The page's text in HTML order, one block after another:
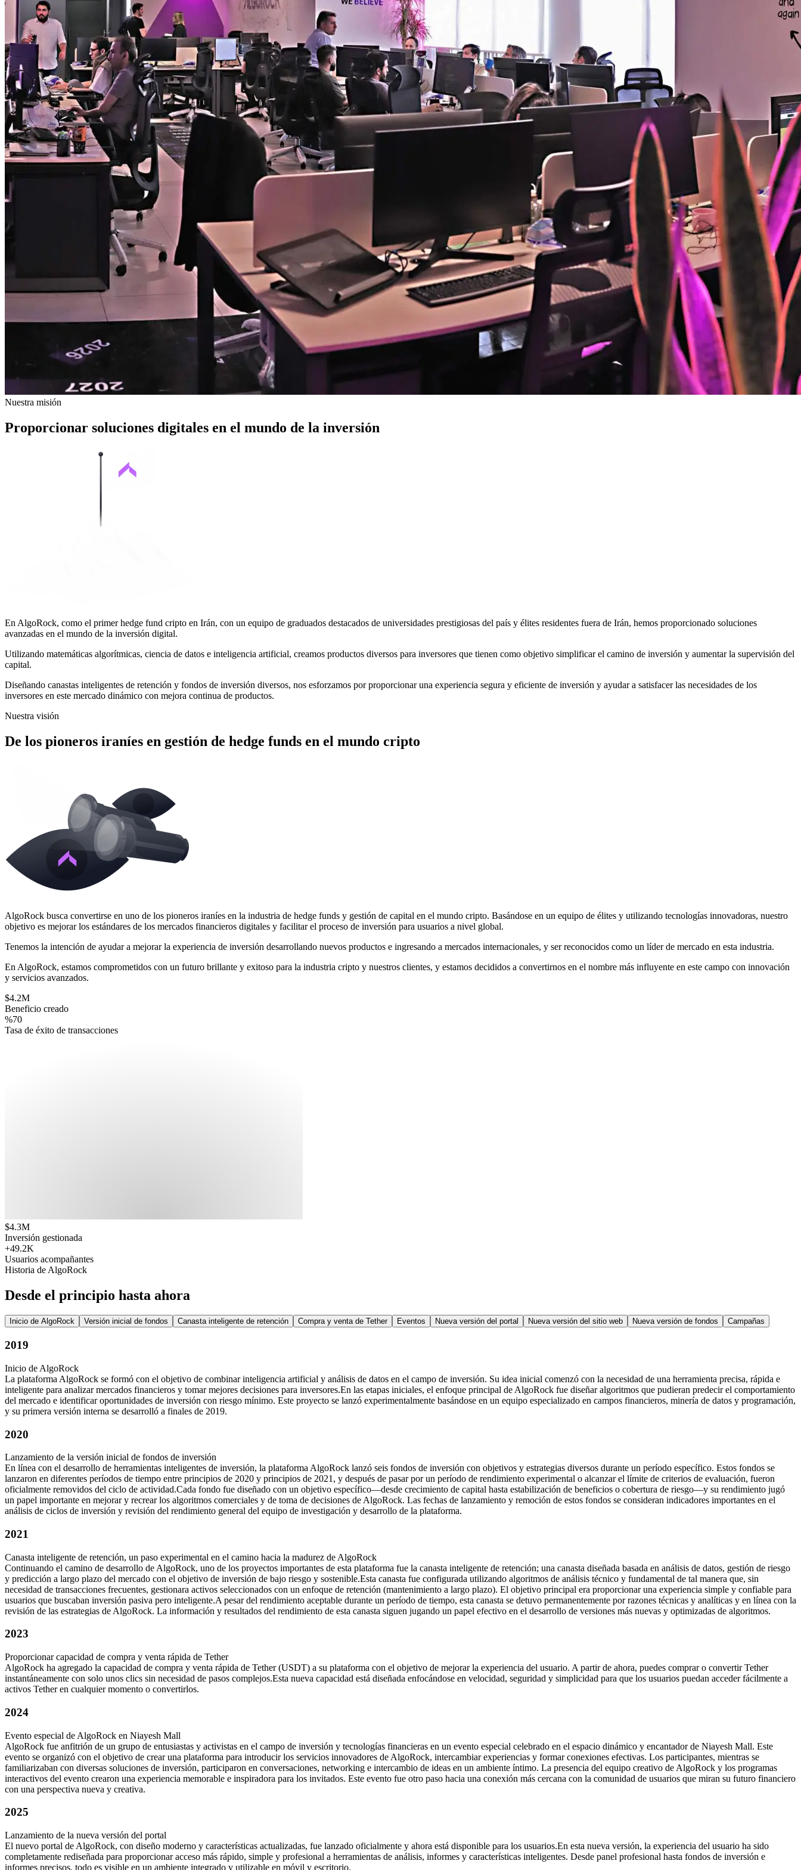
Nuestra misión
Proporcionar soluciones digitales en el mundo de la inversión
En AlgoRock, como el primer hedge fund cripto en Irán, con un equipo de graduados destacados de universidades prestigiosas del país y élites residentes fuera de Irán, hemos proporcionado soluciones
avanzadas en el mundo de la inversión digital.
Utilizando matemáticas algorítmicas, ciencia de datos e inteligencia artificial, creamos productos diversos para inversores que tienen como objetivo simplificar el camino de inversión y aumentar la supervisión del
capital.
Diseñando canastas inteligentes de retención y fondos de inversión diversos, nos esforzamos por proporcionaruna experiencia segura y eficiente de inversión y ayudar a satisfacer las necesidades de los
inversores en este mercado dinámico con mejora continua de productos.
Nuestra visión
De los pioneros iraníes en gestión de hedge funds en el mundo cripto
AlgoRock busca convertirse en uno de los pioneros iraníes en la industria de hedge funds y gestión de capital en el mundo cripto. Basándose en un equipo de élites y utilizando tecnologías innovadoras, nuestro
objetivo es mejorar los estándares de los mercados financieros digitales y facilitar el proceso de inversión para usuarios a nivel global.
Tenemos la intención de ayudar a mejorar la experiencia de inversión desarrollando nuevos productos e ingresando a mercados internacionales, y ser reconocidos como un líder de mercado en esta industria.
En AlgoRock, estamos comprometidos con un futuro brillante y exitoso para la industria cripto y nuestros clientes, y estamos decididos a convertirnos en el nombre más influyente en este campo con innovación
y servicios avanzados.
$4.2M
Beneficio creado
%70
Tasa de éxito de transacciones
$4.3M
Inversión gestionada
+49.2K
Usuarios acompañantes
Historia de AlgoRock
Desde el principio hasta ahora
Inicio de AlgoRock Versión inicial de fondos Canasta inteligente de retención Compra y venta de Tether Eventos Nueva versión del portal Nueva versión del sitio web Nueva versión de fondos Campañas
2019
Inicio de AlgoRock
La plataforma AlgoRock se formó con el objetivo de combinar inteligencia artificial y análisis de datos en el campo de inversión. Su idea inicial comenzó con la necesidad de una herramienta precisa, rápida e
inteligente para analizar mercados financieros y tomar mejores decisiones para inversores.En las etapas iniciales, el enfoque principal de AlgoRock fue diseñar algoritmos que pudieran predecir el comportamiento
del mercado e identificar oportunidades de inversión con riesgo mínimo. Este proyecto se lanzó experimentalmente basándose en un equipo especializado en campos financieros, minería de datos y programación,
y su primera versión interna se desarrolló a finales de 2019.
2020
Lanzamiento de la versión inicial de fondos de inversión
En línea con el desarrollo de herramientas inteligentes de inversión, la plataforma AlgoRock lanzó seis fondos de inversión con objetivos y estrategias diversos durante un período específico. Estos fondos se
lanzaron en diferentes períodos de tiempo entre principios de 2020 y principios de 2021, y después de pasar por un período de rendimiento experimental o alcanzar el límite de criterios de evaluación, fueron
oficialmente removidos del ciclo de actividad.Cada fondo fue diseñado con un objetivo específico—desde crecimiento de capital hasta estabilización de beneficios o cobertura de riesgo—y su rendimiento jugó
un papel importante en mejorar y recrear los algoritmos comerciales y de toma de decisiones de AlgoRock. Las fechas de lanzamiento y remoción de estos fondos se consideran indicadores importantes en el
análisis de ciclos de inversión y revisión del rendimiento general del equipo de investigación y desarrollo de la plataforma.
2021
Canasta inteligente de retención, un paso experimental en el camino hacia la madurez de AlgoRock
Continuando el camino de desarrollo de AlgoRock, uno de los proyectos importantes de esta plataforma fue la canasta inteligente de retención; una canasta diseñada basada en análisis de datos, gestión de riesgo
y predicción a largo plazo del mercado con el objetivo de inversión de bajo riesgo y sostenible.Esta canasta fue configurada utilizando algoritmos de análisis técnico y fundamental de tal manera que, sin
necesidad de transacciones frecuentes, gestionara activos seleccionados con un enfoque de retención (mantenimiento a largo plazo). El objetivo principal era proporcionar una experiencia simple y confiable para
usuarios que buscaban inversión pasiva pero inteligente.A pesar del rendimiento aceptable durante un período de tiempo, esta canasta se detuvo permanentemente por razones técnicas y analíticas y en línea con la
revisión de las estrategias de AlgoRock. La información y resultados del rendimiento de esta canasta siguen jugando un papel efectivo en el desarrollo de versiones más nuevas y optimizadas de algoritmos.
2023
Proporcionar capacidad de compra y venta rápida de Tether
AlgoRock ha agregado la capacidad de compra y venta rápida de Tether (USDT) a su plataforma con el objetivo de mejorar la experiencia del usuario. A partir de ahora, puedes comprar o convertir Tether
instantáneamente con solo unos clics sin necesidad de pasos complejos.Esta nueva capacidad está diseñada enfocándose en velocidad, seguridad y simplicidad para que los usuarios puedan acceder fácilmente a
activos Tether en cualquier momento o convertirlos.
2024
Evento especial de AlgoRock en Niayesh Mall
AlgoRock fue anfitrión de un grupo de entusiastas y activistas en el campo de inversión y tecnologías financieras en un evento especial celebrado en el espacio dinámico y encantador de Niayesh Mall. Este
evento se organizó con el objetivo de crear una plataforma para introducir los servicios innovadores de AlgoRock, intercambiar experiencias y formar conexiones efectivas. Los participantes, mientras se
familiarizaban con diversas soluciones de inversión, participaron en conversaciones, networking e intercambio de ideas en un ambiente íntimo. La presencia del equipo creativo de AlgoRock y los programas
interactivos del evento crearon una experiencia memorable e inspiradora para los invitados. Este evento fue otro paso hacia una conexión más cercana con la comunidad de usuarios que miran su futuro financiero
con una perspectiva nueva y creativa.
2025
Lanzamiento de la nueva versión del portal
El nuevo portal de AlgoRock, con diseño moderno y características actualizadas, fue lanzado oficialmente y ahora está disponible para los usuarios.En esta nueva versión, la experiencia del usuario ha sido
completamente rediseñada para proporcionar acceso más rápido, simple y profesional a herramientas de análisis, informes y características inteligentes. Desde panel profesional hasta fondos de inversión e
informes precisos, todo es visible en un ambiente integrado y utilizable en móvil y escritorio.